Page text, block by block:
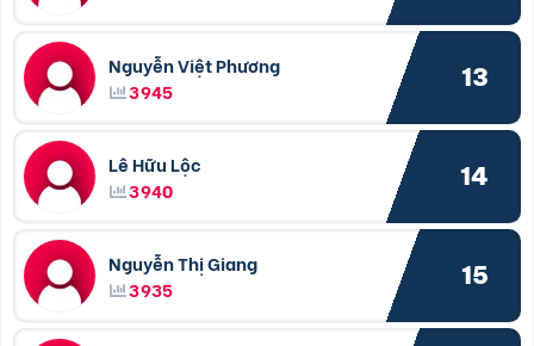
Nguyễn Việt Phương
3945
13
Lê Hữu Lộc
3940
14
Nguyễn Thị Giang
3935
15